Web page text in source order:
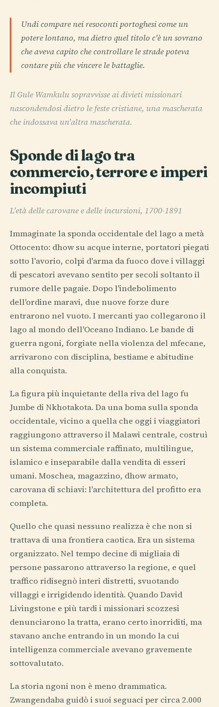
Undi compare nei resoconti portoghesi come un
potere lontano, ma dietro quel titolo c'è un sovrano
che aveva capito che controllare le strade poteva
contare più che vincere le battaglie.
Il Gule Wamkulu sopravvisse ai divieti missionari
nascondendosi dietro le feste cristiane, una mascherata
che indossava un'altra mascherata.
Sponde di lago tra
commercio, terrore e imperi
incompiuti
L'età delle carovane e delle incursioni, 1700-1891
Immaginate la sponda occidentale del lago a metà
Ottocento: dhow su acque interne, portatori piegati
sotto l'avorio, colpi d'arma da fuoco dove i villaggi
di pescatori avevano sentito per secoli soltanto il
rumore delle pagaie. Dopo l'indebolimento
dell'ordine maravi, due nuove forze dure
entrarono nel vuoto. I mercanti yao collegarono il
lago al mondo dell'Oceano Indiano. Le bande di
guerra ngoni, forgiate nella violenza del mfecane,
arrivarono con disciplina, bestiame e abitudine
alla conquista.
La figura più inquietante della riva del lago fu
Jumbe di Nkhotakota. Da una boma sulla sponda
occidentale, vicino a quella che oggi i viaggiatori
raggiungono attraverso il Malawi centrale, costruì
un sistema commerciale raffinato, multilingue,
islamico e inseparabile dalla vendita di esseri
umani. Moschea, magazzino, dhow armato,
carovana di schiavi: l'architettura del profitto era
completa.
Quello che quasi nessuno realizza è che non si
trattava di una frontiera caotica. Era un sistema
organizzato. Nel tempo decine di migliaia di
persone passarono attraverso la regione, e quel
traffico ridisegnò interi distretti, svuotando
villaggi e irrigidendo identità. Quando David
Livingstone e più tardi i missionari scozzesi
denunciarono la tratta, erano certo inorriditi, ma
stavano anche entrando in un mondo la cui
intelligenza commerciale avevano gravemente
sottovalutato.
La storia ngoni non è meno drammatica.
Zwangendaba guidò i suoi seguaci per circa 2.000